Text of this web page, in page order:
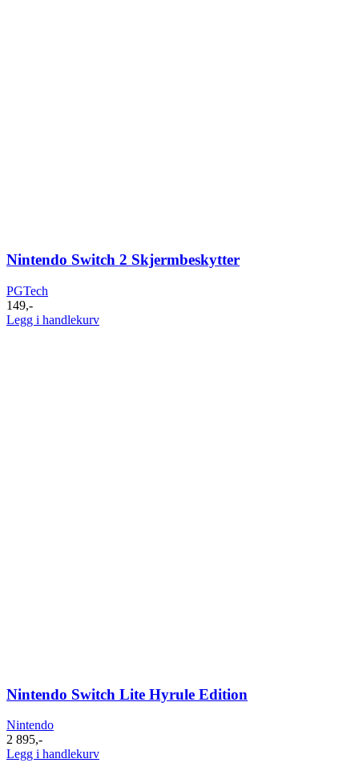
Nintendo Switch 2 Skjermbeskytter
PGTech
149,-
Legg i handlekurv
Nintendo Switch Lite Hyrule Edition
Nintendo
2 895,-
Legg i handlekurv